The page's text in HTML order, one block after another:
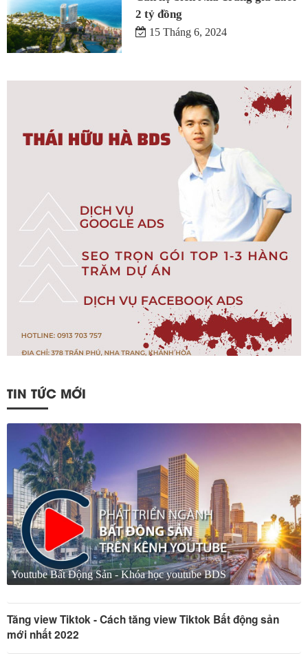
2 tỷ đồng
15 Tháng 6, 2024
TIN TỨC MỚI
Youtube Bất Động Sản - Khóa học youtube BDS
Tăng view Tiktok - Cách tăng view Tiktok Bất động sản
mới nhất 2022